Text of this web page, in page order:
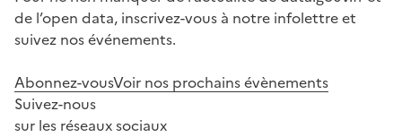
de l’open data, inscrivez-vous à notre infolettre et
suivez nos événements.
Abonnez-vousVoir nos prochains évènements
Suivez-nous
sur les réseaux sociaux